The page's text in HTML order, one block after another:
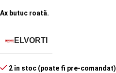
Ax butuc roată.
ELVORTI
2 în stoc (poate fi pre-comandat)